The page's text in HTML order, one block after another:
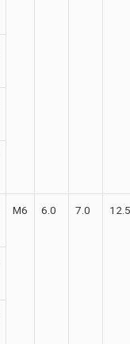
М6 6.0 7.0 12.5